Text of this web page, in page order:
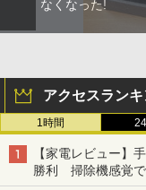
なくなった!
アクセスラン
1時間
【家電レビュー】
勝利 掃除機感覚で